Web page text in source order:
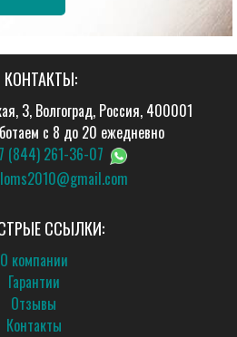
КОНТАКТЫ:
3, Волгоград, Россия, 400001
с 8 до 20 ежедневно
(844) 261-36-07
ССЫЛКИ:
О компании
Гарантии
Отзывы
Контакты